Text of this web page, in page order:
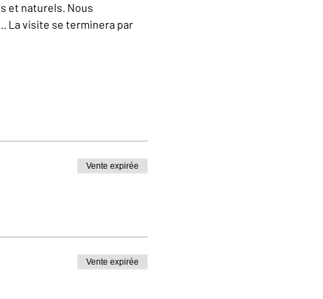
et naturels. Nous
La visite se terminera par
Vente expirée
Vente expirée